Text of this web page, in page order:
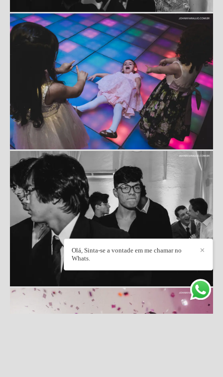
✕
Olá, Sinta-se a vontade em me chamar no
Whats.